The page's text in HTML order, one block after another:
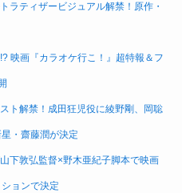
ラティザービジュアル解禁！原作・
映画『カラオケ行こ！』超特報＆フ
ト解禁！成田狂児役に綾野剛、岡聡
・齋藤潤が決定
下敦弘監督×野木亜紀子脚本で映画
ョンで決定